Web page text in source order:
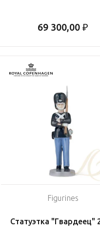
69 300,00 ₽
Figurines
Статуэтка "Гвардеец"